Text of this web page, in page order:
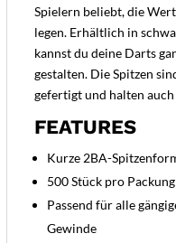
Spielern beliebt, die
legen. Erhältlich in
kannst du deine Darts
gestalten. Die Spitzen
gefertigt und halten
FEATURES
Kurze 2BA-
500 Stück pro
Passend für alle
Gewinde